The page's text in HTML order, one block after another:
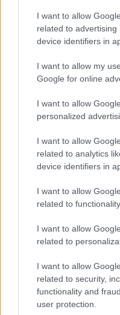
I want to allow
related to
device identifiers in
I want to allow my
Google for online
I want to allow
personalized
I want to allow
related to analytics
device identifiers in
I want to allow
related to
I want to allow
related to
I want to allow
related to security,
functionality and
user protection.
Στο υπουργείο
Πιερρακάκηςκαι
εξετάζονται
με αρμοδιότητα
ο Γιάννης
Κεραμέωςμε
Λιβάνιο, ενώ η
παραμείνει στο
Φαβορί για το
υπουργείο
Πολιτικής και
(καθώς φαίνεται
εκπρόσωπος θα
Επίσης
νεοσύστατο
ο Γιώργος